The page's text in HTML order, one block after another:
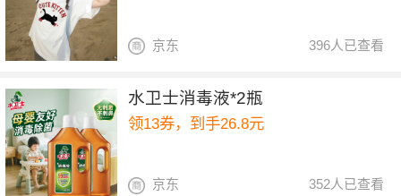
396人已查看
京东
水卫士消毒液*2瓶
领13券，到手26.8元
352人已查看
京东